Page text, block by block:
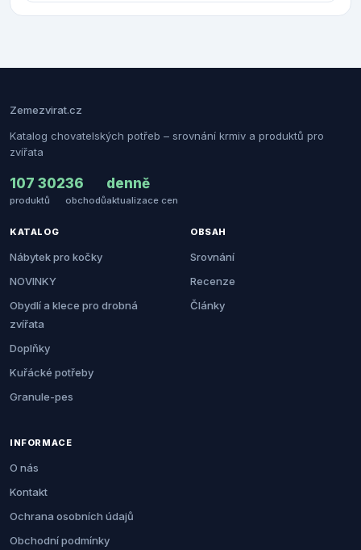
Zemezvirat.cz
Katalog chovatelských potřeb – srovnání krmiv a produktů pro
zvířata
107 302
produktů
36
obchodů
denně
aktualizace cen
KATALOG
Nábytek pro kočky
NOVINKY
Obydlí a klece pro drobná
zvířata
Doplňky
Kuřácké potřeby
Granule-pes
OBSAH
Srovnání
Recenze
Články
INFORMACE
O nás
Kontakt
Ochrana osobních údajů
Obchodní podmínky